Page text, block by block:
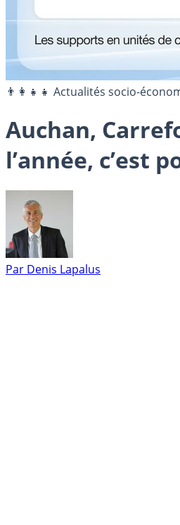
👨‍👩‍👧‍👧 Actualités socio-
Auchan,
l’année, c’est
Par Denis Lapalus